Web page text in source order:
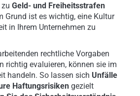
Geld- und Freiheitsstrafen
Grund ist es wichtig, eine Kultur
in Ihrem Unternehmen zu
rechtliche Vorgaben
richtig evaluieren, können sie im
handeln. So lassen sich Unfälle
Haftungsrisiken gezielt